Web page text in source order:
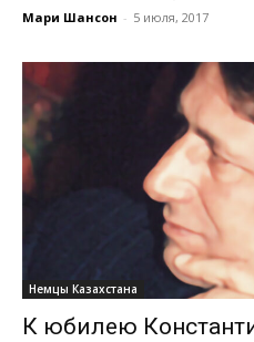
Мари Шансон - 5 июля, 2017
Немцы Казахстана
К юбилею